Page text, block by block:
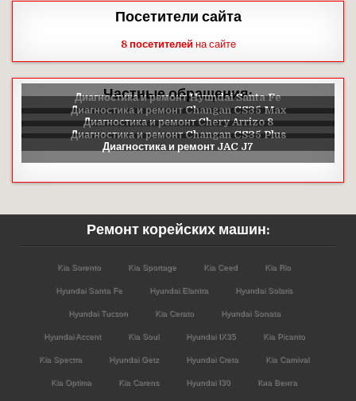
Посетители сайта
8 посетителейна сайте
Частные обращения:
Ремонт корейских машин:
Kia Sorento Kia Sportage Kia Ceed Kia Rio
Hyundai Santa Fe Hyundai Elantra Hyundai Solaris
Hyundai Tucson Kia Cerato Hyundai Sonata
Hyundai Accent Kia Soul Hyundai IX35 Kia Picanto
Kia Spectra Hyundai Getz Hyundai Creta Kia Carnival
Kia Optima Kia Carens Hyundai I30 Киа Венга